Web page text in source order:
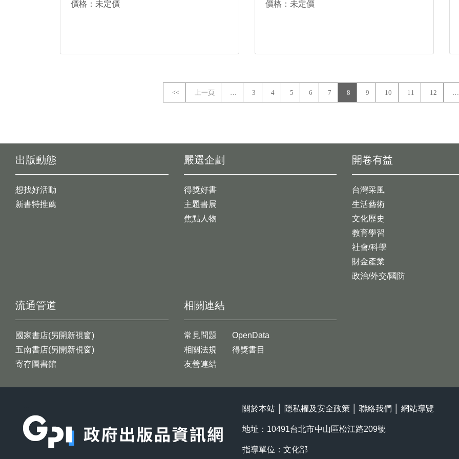
價格：未定價
價格：未定價
<< 上一頁 … 3 4 5 6 7 8 9 10 11 12 …
出版動態
想找好活動
新書特推薦
開卷有益
台灣采風
生活藝術
文化歷史
教育學習
社會/科學
財金產業
政治/外交/國防
嚴選企劃
得獎好書
主題書展
焦點人物
流通管道
國家書店(另開新視窗)
五南書店(另開新視窗)
寄存圖書館
相關連結
常見問題
相關法規
友善連結
OpenData
得獎書目
關於本站 隱私權及安全政策 聯絡我們 網站導覽
地址：10491台北市中山區松江路209號
指導單位：文化部